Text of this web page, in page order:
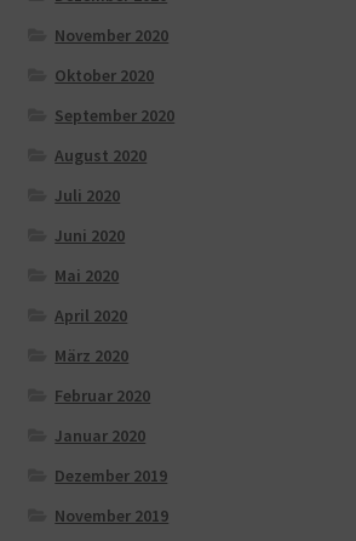
November 2020
Oktober 2020
September 2020
August 2020
Juli 2020
Juni 2020
Mai 2020
April 2020
März 2020
Februar 2020
Januar 2020
Dezember 2019
November 2019